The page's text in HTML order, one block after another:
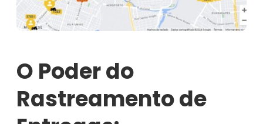
O Poder do
Rastreamento de